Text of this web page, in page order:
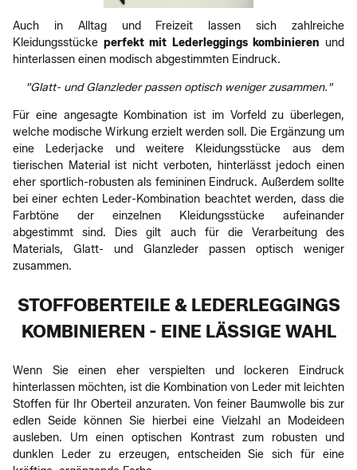
Auch in Alltag und Freizeit lassen sich zahlreiche
Kleidungsstückeperfekt mit Lederleggings kombinieren und
hinterlassen einen modisch abgestimmten Eindruck.
"Glatt- und Glanzleder passen optisch weniger zusammen."
Für eine angesagte Kombination ist im Vorfeld zu überlegen,
welche modische Wirkung erzielt werden soll. Die Ergänzung um
eine Lederjacke und weitere Kleidungsstücke aus dem
tierischen Material ist nicht verboten, hinterlässt jedoch einen
eher sportlich-robusten als femininen Eindruck. Außerdem sollte
bei einer echten Leder-Kombination beachtet werden, dass die
Farbtöne der einzelnen Kleidungsstücke aufeinander
abgestimmt sind. Dies gilt auch für die Verarbeitung des
Materials, Glatt- und Glanzleder passen optisch weniger
zusammen.
STOFFOBERTEILE & LEDERLEGGINGS
KOMBINIEREN - EINE LÄSSIGE WAHL
Wenn Sie einen eher verspielten und lockeren Eindruck
hinterlassen möchten, ist die Kombination von Leder mit leichten
Stoffen für Ihr Oberteil anzuraten. Von feiner Baumwolle bis zur
edlen Seide können Sie hierbei eine Vielzahl an Modeideen
ausleben. Um einen optischen Kontrast zum robusten und
dunklen Leder zu erzeugen, entscheiden Sie sich für eine